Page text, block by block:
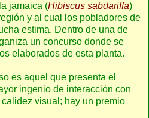
jamaica (Hibiscus sabdariffa)
y al cual los pobladores de
estima. Dentro de una de
un concurso donde se
elaborados de esta planta.
es aquel que presenta el
ingenio de interacción con
visual; hay un premio